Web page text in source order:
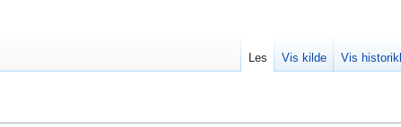
Les Vis kilde Vis